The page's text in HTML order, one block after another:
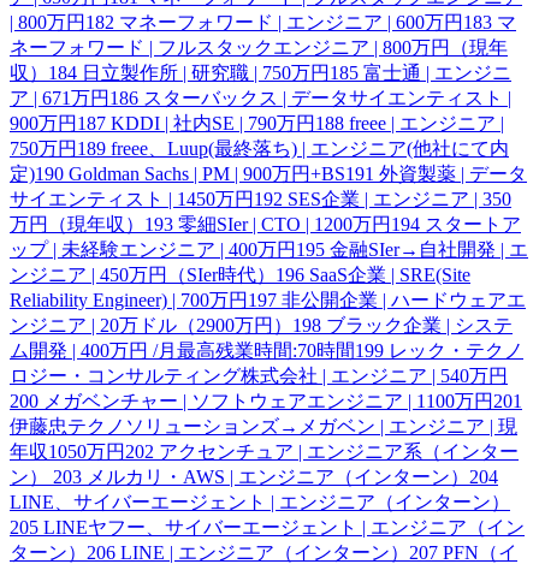
| 800万円 182 マネーフォワード | エンジニア | 600万円 183 マ
ネーフォワード | フルスタックエンジニア | 800万円（現年
収） 184 日立製作所 | 研究職 | 750万円 185 富士通 | エンジニ
ア | 671万円 186 スターバックス | データサイエンティスト |
900万円 187 KDDI | 社内SE | 790万円 188 freee | エンジニア |
750万円 189 freee、Luup(最終落ち) | エンジニア(他社にて内
定)190 Goldman Sachs | PM | 900万円+BS191 外資製薬 | データ
サイエンティスト | 1450万円 192 SES企業 | エンジニア | 350
万円（現年収） 193 零細SIer | CTO | 1200万円 194 スタートア
ップ | 未経験エンジニア | 400万円 195 金融SIer→自社開発 | エ
ンジニア | 450万円（SIer時代） 196 SaaS企業 | SRE(Site
Reliability Engineer) | 700万円 197 非公開企業 | ハードウェアエ
ンジニア | 20万ドル（2900万円） 198 ブラック企業 | システ
ム開発 | 400万円 /月最高残業時間:70時間199 レック・テクノ
ロジー・コンサルティング株式会社 | エンジニア | 540万円
200 メガベンチャー | ソフトウェアエンジニア | 1100万円 201
伊藤忠テクノソリューションズ→メガベン | エンジニア | 現
年収1050万円 202 アクセンチュア | エンジニア系（インター
ン） 203 メルカリ・AWS | エンジニア（インターン） 204
LINE、サイバーエージェント | エンジニア（インターン）
205 LINEヤフー、サイバーエージェント | エンジニア（イン
ターン） 206 LINE | エンジニア（インターン） 207 PFN（イ